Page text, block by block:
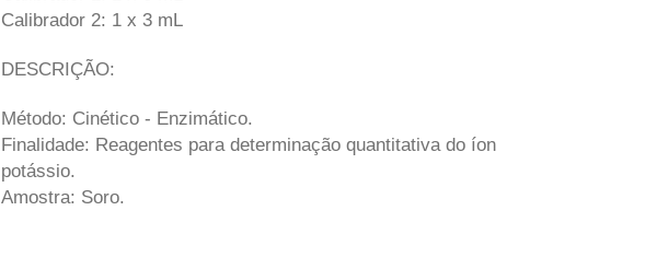
Calibrador 2: 1 x 3 mL
DESCRIÇÃO:
Método: Cinético - Enzimático.
Finalidade: Reagentes para determinação quantitativa do íon
potássio.
Amostra: Soro.